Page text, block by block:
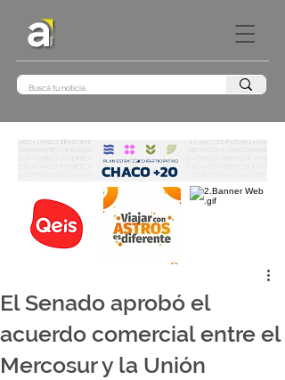
El Senado aprobó el
acuerdo comercial entre el
Mercosur y la Unión